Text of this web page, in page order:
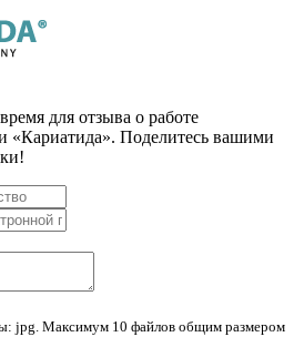
для отзыва о работе
«Кариатида». Поделитесь вашими
jpg. Максимум 10 файлов общим размером